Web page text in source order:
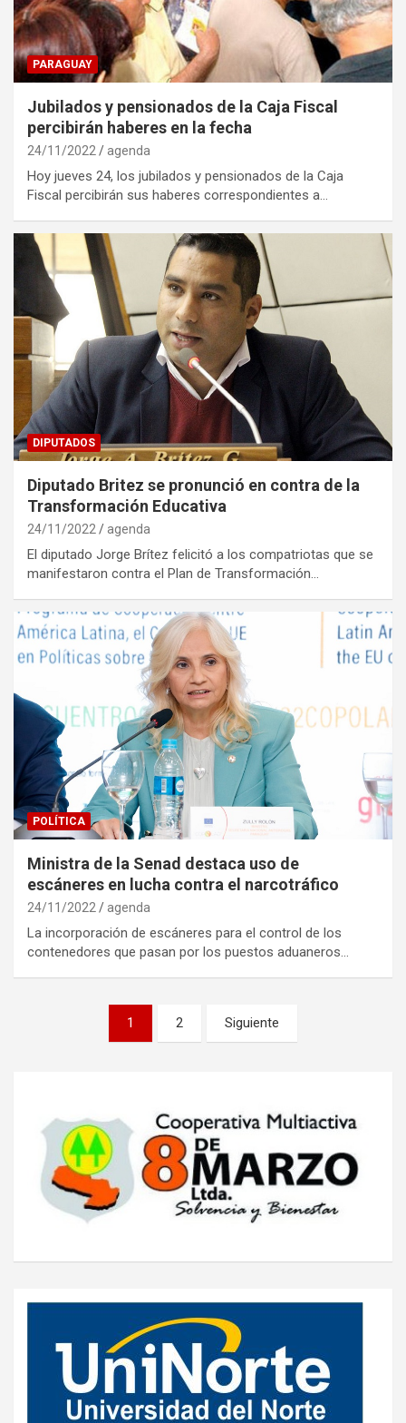
PARAGUAY
Jubilados y pensionados de la Caja Fiscal
percibirán haberes en la fecha
24/11/2022 agenda
Hoy jueves 24, los jubilados y pensionados de la Caja
Fiscal percibirán sus haberes correspondientes a…
DIPUTADOS
Diputado Britez se pronunció en contra de la
Transformación Educativa
24/11/2022 agenda
El diputado Jorge Brítez felicitó a los compatriotas que se
manifestaron contra el Plan de Transformación…
POLÍTICA
Ministra de la Senad destaca uso de
escáneres en lucha contra el narcotráfico
24/11/2022 agenda
La incorporación de escáneres para el control de los
contenedores que pasan por los puestos aduaneros…
Navegación
1 2 Siguiente